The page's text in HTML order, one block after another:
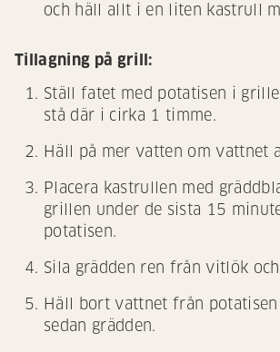
och häll allt i en liten kastrull
Tillagning på grill:
Ställ fatet med potatisen i
stå där i cirka 1 timme.
Häll på mer vatten om vattnet
Placera kastrullen med
grillen under de sista 15
potatisen.
Sila grädden ren från vitlök
Häll bort vattnet från
sedan grädden.